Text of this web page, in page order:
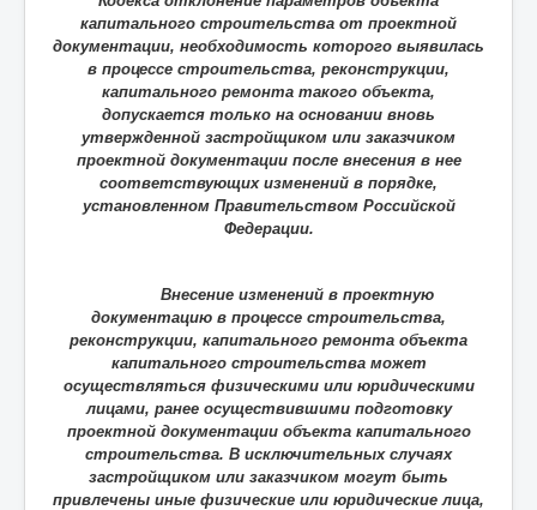
капитального строительства от проектной
документации, необходимость которого выявилась
в процессе строительства, реконструкции,
капитального ремонта такого объекта,
допускается только на основании вновь
утвержденной застройщиком или заказчиком
проектной документации после внесения в нее
соответствующих изменений в порядке,
установленном Правительством Российской
Федерации.
Внесение изменений в проектную
документацию в процессе строительства,
реконструкции, капитального ремонта объекта
капитального строительства может
осуществляться физическими или юридическими
лицами, ранее осуществившими подготовку
проектной документации объекта капитального
строительства. В исключительных случаях
застройщиком или заказчиком могут быть
привлечены иные физические или юридические лица,